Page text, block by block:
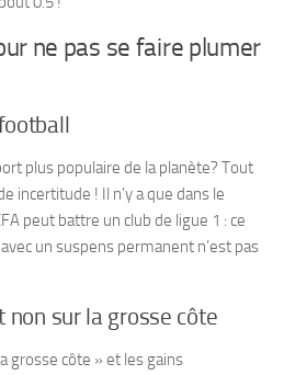
ne pas se faire plumer
plus populaire de la planète? Tout
incertitude ! Il n’y a que dans le
peut battre un club de ligue 1 : ce
un suspens permanent n’est pas
non sur la grosse côte
grosse côte » et les gains